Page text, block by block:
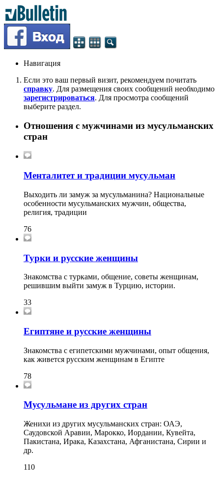
Навигация
Если это ваш первый визит, рекомендуем почитать
справку. Для размещения своих сообщений необходимо
зарегистрироваться. Для просмотра сообщений
выберите раздел.
Отношения с мужчинами из мусульманских
стран
Менталитет и традиции мусульман
Выходить ли замуж за мусульманина? Национальные
особенности мусульманских мужчин, общества,
религия, традиции
76
Турки и русские женщины
Знакомства с турками, общение, советы женщинам,
решившим выйти замуж в Турцию, истории.
33
Египтяне и русские женщины
Знакомства с египетскими мужчинами, опыт общения,
как живется русским женщинам в Египте
78
Мусульмане из других стран
Женихи из других мусульманских стран: ОАЭ,
Саудовской Аравии, Марокко, Иордании, Кувейта,
Пакистана, Ирака, Казахстана, Афганистана, Сирии и
др.
110